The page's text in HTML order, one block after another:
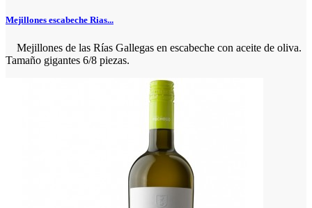
Mejillones escabeche Rias...
Mejillones de las Rías Gallegas en escabeche con aceite de oliva.
Tamaño gigantes 6/8 piezas.